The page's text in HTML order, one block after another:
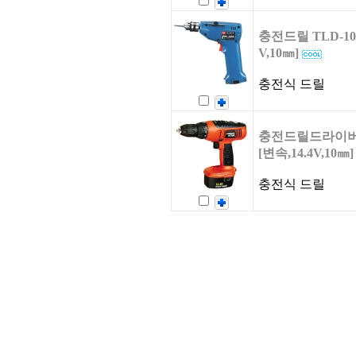
충전드릴 TLD-
V,10㎜]
충전식 드릴
충전드릴드라이
[변속,14.4V,10㎜]
충전식 드릴